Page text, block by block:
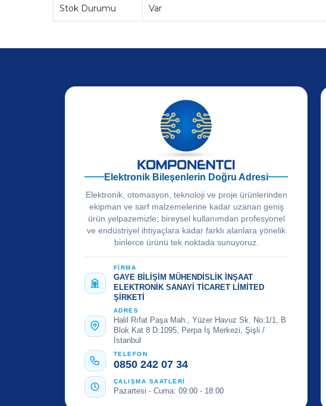
Stok Durumu Var
Elektronik Bileşenlerin Doğru Adresi
Elektronik, otomasyon, teknoloji ve proje ürünlerinden
ekipman ve sarf malzemelerine kadar uzanan geniş
ürün yelpazemizle; bireysel kullanımdan profesyonel
ve endüstriyel ihtiyaçlara kadar farklı alanlara yönelik
binlerce ürünü tek noktada sunuyoruz.
FİRMA
GAYE BİLİŞİM MÜHENDİSLİK İNŞAAT
ELEKTRONİK SANAYİ TİCARET LİMİTED
ŞİRKETİ
ADRES
Halil Rıfat Paşa Mah., Yüzer Havuz Sk. No:1/1, B
Blok Kat 8 D:1095, Perpa İş Merkezi, Şişli /
İstanbul
TELEFON
0850 242 07 34
ÇALIŞMA SAATLERİ
Pazartesi - Cuma: 09:00 - 18:00